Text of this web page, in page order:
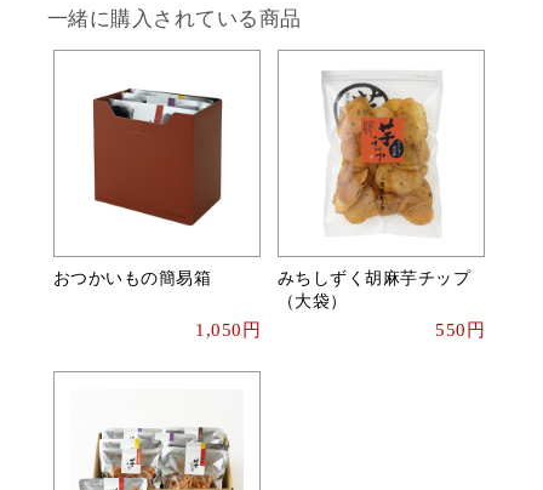
一緒に購入されている商品
おつかいもの簡易箱
1,050円
みちしずく胡麻芋チップ
（大袋）
550円